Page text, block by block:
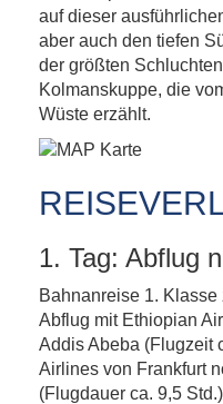
auf dieser
aber auch den tiefen
der größten
Kolmanskuppe, die
Wüste erzählt.
1. Tag: Abflug
Bahnanreise 1. Klasse
Abflug mit Ethiopian
Addis Abeba (Flugzeit
Airlines von Frankfurt
(Flugdauer ca. 9,5